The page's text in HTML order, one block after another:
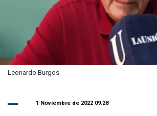
Leonardo Burgos
1 Noviembre de 2022 09.28